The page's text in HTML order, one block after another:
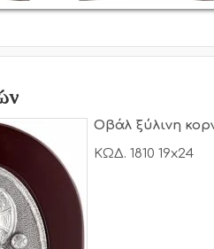
Οβάλ ξύλινη
ΚΩΔ. 1810 19x24